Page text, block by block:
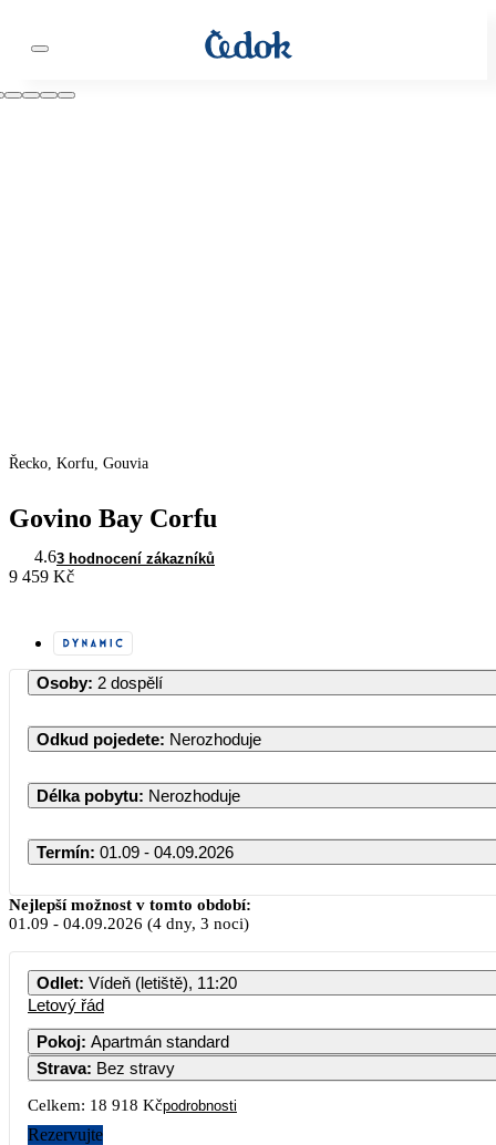
Řecko, Korfu, Gouvia
Govino Bay Corfu
4.63 hodnocení zákazníků
9 459 Kč
Osoby: 2 dospělí
Odkud pojedete: Nerozhoduje
Délka pobytu: Nerozhoduje
Termín: 01.09 - 04.09.2026
Září 2026
PO ÚT ST ČT PÁ SO NE
9 459
7
Nejlepší možnost v tomto období:
01.09 - 04.09.2026 (4 dny, 3 noci)
Odlet: Vídeň (letiště), 11:20
Letový řád
Pokoj: Apartmán standard
Strava: Bez stravy
Celkem: 18 918 Kčpodrobnosti
Rezervujte